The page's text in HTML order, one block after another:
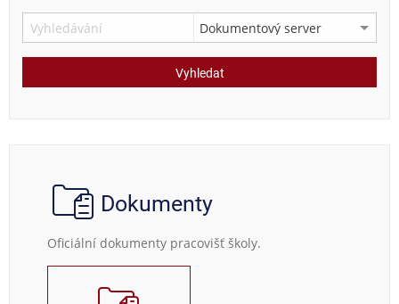
Vyhledat
Dokumenty
Oficiální dokumenty pracovišť školy.